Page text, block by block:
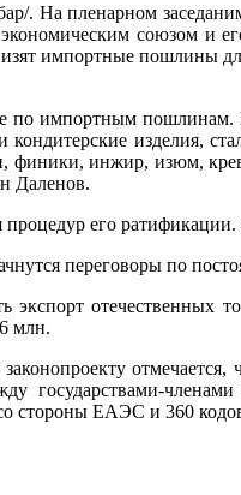
. На пленарном
союзом и
импортные пошлины
по импортным
изделия,
инжир, изюм,
Даленов.
его
переговоры по
экспорт
млн.
стороны ЕАЭС и 360